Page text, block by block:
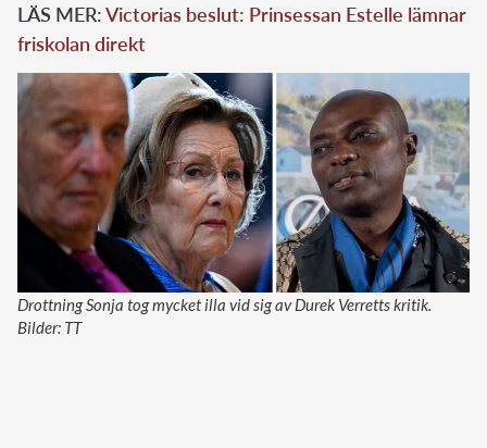
LÄS MER:Victorias beslut: Prinsessan Estelle lämnar
friskolan direkt
Drottning Sonja tog mycket illa vid sig av Durek Verretts kritik.
Bilder: TT